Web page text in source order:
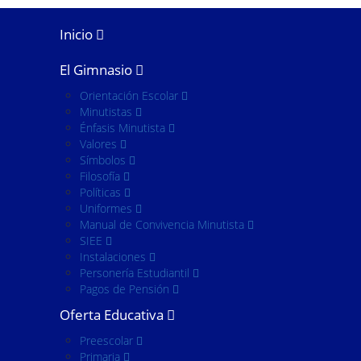
Inicio
El Gimnasio
Orientación Escolar
Minutistas
Énfasis Minutista
Valores
Símbolos
Filosofía
Políticas
Uniformes
Manual de Convivencia Minutista
SIEE
Instalaciones
Personería Estudiantil
Pagos de Pensión
Oferta Educativa
Preescolar
Primaria